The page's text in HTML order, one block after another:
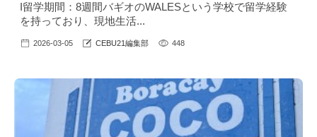
I留学期間：8週間バギオのWALESという学校で留学経験
を持っており、現地生活...
2026-03-05 CEBU21編集部 448